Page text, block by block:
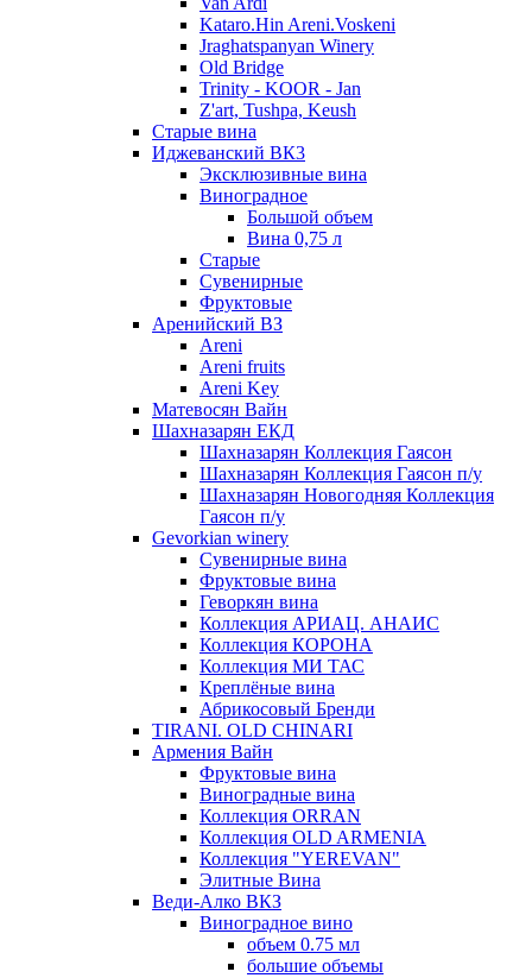
Kataro.Hin Areni.Voskeni
Jraghatspanyan Winery
Old Bridge
Trinity - KOOR - Jan
Z'art, Tushpa, Keush
Старые вина
Иджеванский ВК3
Эксклюзивные вина
Виноградное
Большой объем
Вина 0,75 л
Старые
Сувенирные
Фруктовые
Аренийский ВЗ
Areni
Areni fruits
Areni Key
Матевосян Вайн
Шахназарян ЕКД
Шахназарян Коллекция Гаясон
Шахназарян Коллекция Гаясон п/у
Шахназарян Новогодняя Коллекция
Гаясон п/у
Gevorkian winery
Сувенирные вина
Фруктовые вина
Геворкян вина
Коллекция АРИАЦ. АНАИС
Коллекция КОРОНА
Коллекция МИ ТАС
Креплёные вина
Абрикосовый Бренди
TIRANI. OLD CHINARI
Армения Вайн
Фруктовые вина
Виноградные вина
Коллекция ORRAN
Коллекция OLD ARMENIA
Коллекция "YEREVAN"
Элитные Вина
Веди-Алко ВКЗ
Виноградное вино
объем 0.75 мл
большие объемы